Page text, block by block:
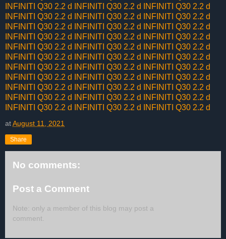
INFINITI Q30 2.2 d
INFINITI Q30 2.2 d
INFINITI Q30 2.2 d
INFINITI Q30 2.2 d
INFINITI Q30 2.2 d
INFINITI Q30 2.2 d
INFINITI Q30 2.2 d
INFINITI Q30 2.2 d
INFINITI Q30 2.2 d
INFINITI Q30 2.2 d
INFINITI Q30 2.2 d
INFINITI Q30 2.2 d
INFINITI Q30 2.2 d
INFINITI Q30 2.2 d
INFINITI Q30 2.2 d
INFINITI Q30 2.2 d
INFINITI Q30 2.2 d
INFINITI Q30 2.2 d
INFINITI Q30 2.2 d
INFINITI Q30 2.2 d
INFINITI Q30 2.2 d
INFINITI Q30 2.2 d
INFINITI Q30 2.2 d
INFINITI Q30 2.2 d
INFINITI Q30 2.2 d
INFINITI Q30 2.2 d
INFINITI Q30 2.2 d
INFINITI Q30 2.2 d
INFINITI Q30 2.2 d
INFINITI Q30 2.2 d
INFINITI Q30 2.2 d
INFINITI Q30 2.2 d INFINITI Q30 2.2 d
atAugust 11, 2021
Share
No comments:
Post a Comment
Note: only a member of this blog may post a
comment.